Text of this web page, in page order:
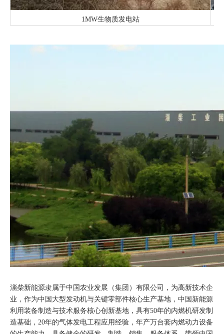
1MW生物质发电站
淄柴新能源隶属于中国农业发展（集团）有限公司，为高新技术企
业，作为中国大型发动机与关键零部件核心生产基地，中国新能源
利用装备制造与技术服务核心创新基地，具有50年的内燃机研发制
造基础，20年的气体发电工程应用经验，年产万台套内燃动力设备